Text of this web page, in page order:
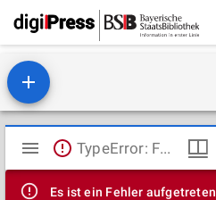
Mirador
Viewer
TypeError: Failed to fetch
Es ist ein Fehler aufgetreten